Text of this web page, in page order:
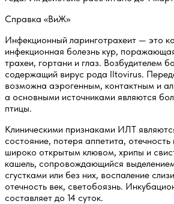
Справка «ВиЖ»
Инфекционный ларинготрахеит — это
инфекционная болезнь кур,
трахеи, гортани и глаз. Возбудителем
содержащий вирус рода Iltovirus.
возможна аэрогенным, контактным и
а основными источниками являются
птицы.
Клиническими признаками ИЛТ
состояние, потеря аппетита,
широко открытым клювом, хрипы и
кашель, сопровождающийся
сгустками или без них, воспаление
отечность век, светобоязнь.
составляет до 14 суток.